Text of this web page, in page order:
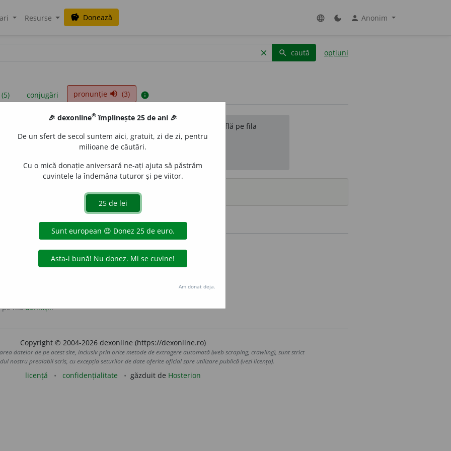
Resurse savings Donează language dark_mode person Anonim
clear search caută opțiuni
conjugări pronunție volume_up (3) info
sunt compilate de echipa dexonline. Definițiile originale se află pe fila
reordona filele pe pagina depreferințe.
surse
criterii, în altă ordine, cu altă formă.
pe filadefiniții.
Copyright © 2004-2026 dexonline (https://dexonline.ro)
datelor de pe acest site, inclusiv prin orice metode de extragere automată (web scraping, crawling), sunt strict
nostru prealabil scris, cu excepția seturilor de date oferite oficial spre utilizare publică (vezi licența).
licență confidențialitate găzduit de Hosterion
🎉 dexonline® împlinește 25 de ani 🎉
De un sfert de secol suntem aici, gratuit, zi de zi, pentru
milioane de căutări.
Cu o mică donație aniversară ne-ați ajuta să păstrăm
cuvintele la îndemâna tuturor și pe viitor.
Am donat deja.